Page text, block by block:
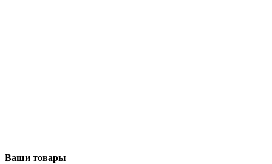
Ваши товары